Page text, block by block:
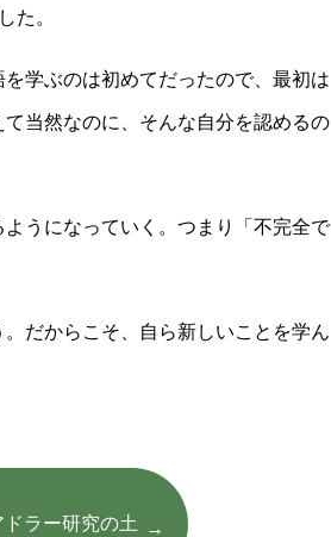
た。
学ぶのは初めてだったので、最初は
当然なのに、そんな自分を認めるの
うになっていく。つまり「不完全で
だからこそ、自ら新しいことを学ん
ラー研究の土